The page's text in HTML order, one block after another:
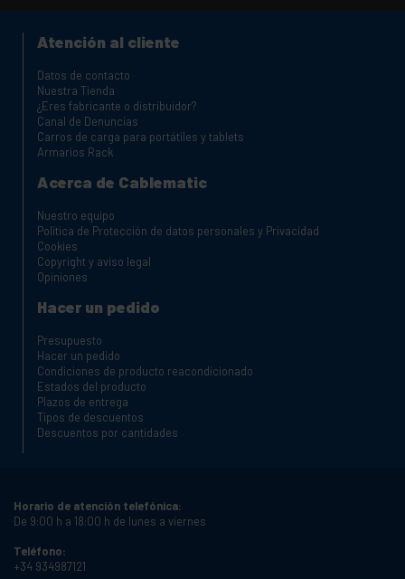
Atención al cliente
Datos de contacto
Nuestra Tienda
¿Eres fabricante o distribuidor?
Canal de Denuncias
Carros de carga para portátiles y tablets
Armarios Rack
Acerca de Cablematic
Nuestro equipo
Política de Protección de datos personales y Privacidad
Cookies
Copyright y aviso legal
Opiniones
Hacer un pedido
Presupuesto
Hacer un pedido
Condiciones de producto reacondicionado
Estados del producto
Plazos de entrega
Tipos de descuentos
Descuentos por cantidades
Horario de atención telefónica:
De 9:00 h a 18:00 h de lunes a viernes
Teléfono:
+34 934987121